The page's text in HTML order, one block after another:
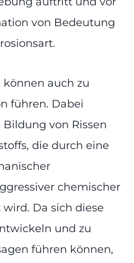
von Bedeutung
können auch zu
führen. Dabei
von Rissen
die durch eine
chemischer
Da sich diese
und zu
führen können,